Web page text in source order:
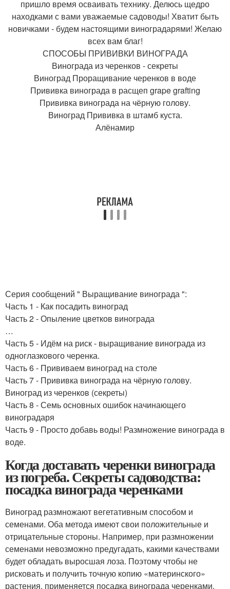
пришло время осваивать технику. Делюсь щедро
находками с вами уважаемые садоводы! Хватит быть
новичками - будем настоящими виноградарями! Желаю
всех вам благ!
СПОСОБЫ ПРИВИВКИ ВИНОГРАДА
Винограда из черенков - секреты
Виноград Проращивание черенков в воде
Прививка винограда в расщеп grape grafting
Прививка винограда на чёрную голову.
Виноград Прививка в штамб куста.
Алёнамир
Серия сообщений " Выращивание винограда ":
Часть 1 - Как посадить виноград
Часть 2 - Опыление цветков винограда
…
Часть 5 - Идём на риск - выращивание винограда из
одноглазкового черенка.
Часть 6 - Прививаем виноград на столе
Часть 7 - Прививка винограда на чёрную голову.
Виноград из черенков (секреты)
Часть 8 - Семь основных ошибок начинающего
виноградаря
Часть 9 - Просто добавь воды! Размножение винограда в
воде.
Когда доставать черенки винограда
из погреба. Секреты садоводства:
посадка винограда черенками
Виноград размножают вегетативным способом и
семенами. Оба метода имеют свои положительные и
отрицательные стороны. Например, при размножении
семенами невозможно предугадать, какими качествами
будет обладать выросшая лоза. Поэтому чтобы не
рисковать и получить точную копию «материнского»
растения, применяется посадка винограда черенками.